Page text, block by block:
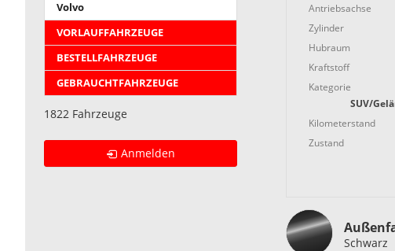
Antriebsachse
Zylinder
Hubraum
Kraftstoff
Kategorie
SUV/
Kilometerstand
Zustand
Schwarz
Volvo
VORLAUFFAHRZEUGE
BESTELLFAHRZEUGE
GEBRAUCHTFAHRZEUGE
1822 Fahrzeuge
Anmelden